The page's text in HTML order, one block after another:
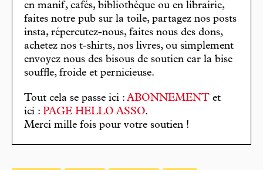
en manif, cafés, bibliothèque ou en librairie,
faites notre pub sur la toile, partagez nos posts
insta, répercutez-nous, faites nous des dons,
achetez nos t-shirts, nos livres, ou simplement
envoyez nous des bisous de soutien car la bise
souffle, froide et pernicieuse.
Tout cela se passe ici : ABONNEMENT et
ici : PAGE HELLO ASSO.
Merci mille fois pour votre soutien !